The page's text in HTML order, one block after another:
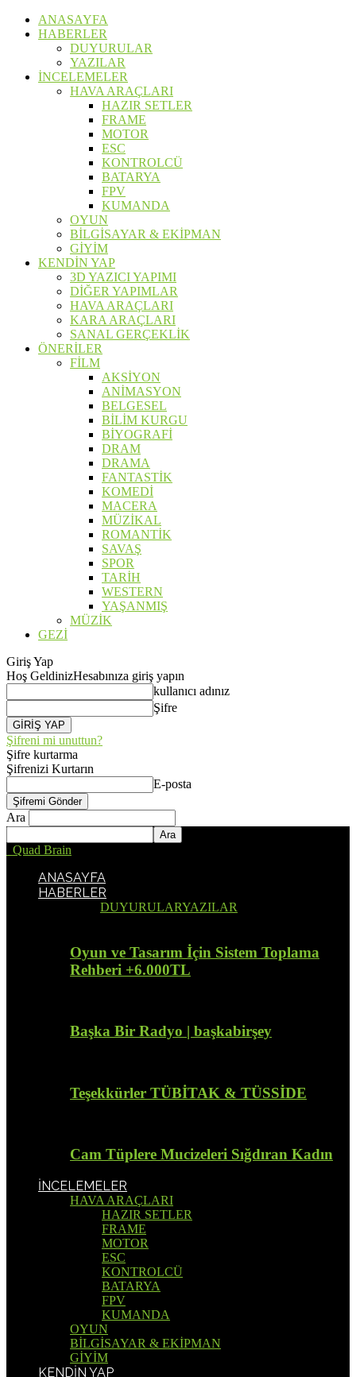
ANASAYFA
HABERLER
DUYURULAR
YAZILAR
İNCELEMELER
HAVA ARAÇLARI
HAZIR SETLER
FRAME
MOTOR
ESC
KONTROLCÜ
BATARYA
FPV
KUMANDA
OYUN
BİLGİSAYAR & EKİPMAN
GİYİM
KENDİN YAP
3D YAZICI YAPIMI
DİĞER YAPIMLAR
HAVA ARAÇLARI
KARA ARAÇLARI
SANAL GERÇEKLİK
ÖNERİLER
FİLM
AKSİYON
ANİMASYON
BELGESEL
BİLİM KURGU
BİYOGRAFİ
DRAM
DRAMA
FANTASTİK
KOMEDİ
MACERA
MÜZİKAL
ROMANTİK
SAVAŞ
SPOR
TARİH
WESTERN
YAŞANMIŞ
MÜZİK
GEZİ
Giriş Yap
Hoş GeldinizHesabınıza giriş yapın
kullanıcı adınız
Şifre
Şifreni mi unuttun?
Şifre kurtarma
Şifrenizi Kurtarın
E-posta
Ara
Quad Brain
ANASAYFA
HABERLER
DUYURULARYAZILAR
Oyun ve Tasarım İçin Sistem Toplama
Rehberi +6.000TL
Başka Bir Radyo | başkabirşey
Teşekkürler TÜBİTAK & TÜSSİDE
Cam Tüplere Mucizeleri Sığdıran Kadın
İNCELEMELER
HAVA ARAÇLARI
HAZIR SETLER
FRAME
MOTOR
ESC
KONTROLCÜ
BATARYA
FPV
KUMANDA
OYUN
BİLGİSAYAR & EKİPMAN
GİYİM
KENDİN YAP